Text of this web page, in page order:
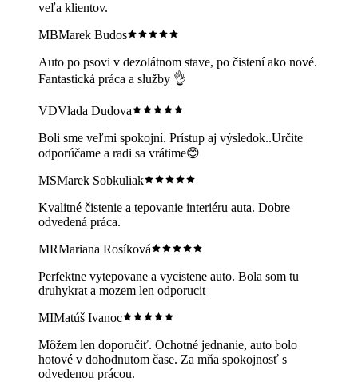
veľa klientov.
MBMarek Budos
Auto po psovi v dezolátnom stave, po čistení ako nové.
Fantastická práca a služby 👌
VDVlada Dudova
Boli sme veľmi spokojní. Prístup aj výsledok..Určite
odporúčame a radi sa vrátime😊
MSMarek Sobkuliak
Kvalitné čistenie a tepovanie interiéru auta. Dobre
odvedená práca.
MRMariana Rosíková
Perfektne vytepovane a vycistene auto. Bola som tu
druhykrat a mozem len odporucit
MIMatúš Ivanoc
Môžem len doporučiť. Ochotné jednanie, auto bolo
hotové v dohodnutom čase. Za mňa spokojnosť s
odvedenou prácou.